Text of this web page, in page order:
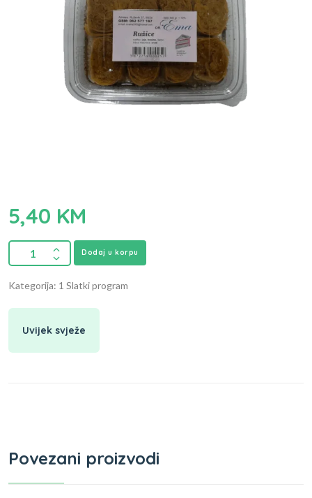
5,40 KM
Dodaj u korpu
Kategorija: 1 Slatki program
Uvijek svježe
Povezani proizvodi